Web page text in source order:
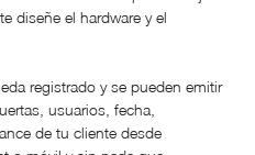
diseñe el hardware y el
registrado y se pueden emitir
usuarios, fecha,
de tu cliente desde